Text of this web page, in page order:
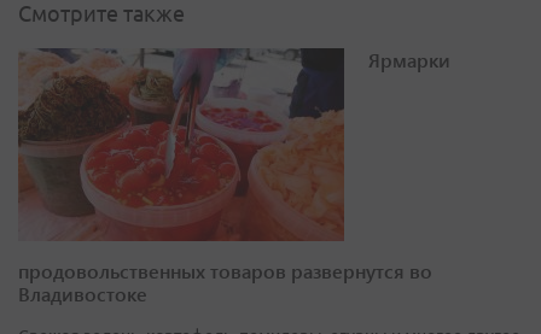
Смотрите также
Ярмарки
продовольственных товаров развернутся во
Владивостоке